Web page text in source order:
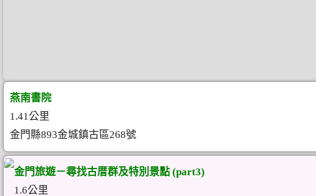
燕南書院
1.41公里
金門縣893金城鎮古區268號
金門旅遊－尋找古厝群及特別景點 (part3)
1.6公里